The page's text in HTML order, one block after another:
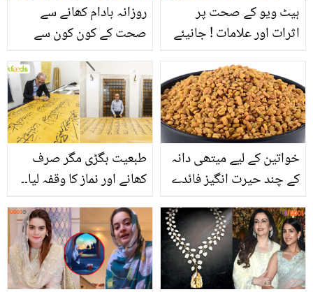
روزانہ بادام کھانے سے
صحت کے کون کون سے
مسائل حل ہوجاتے ہیں یہ
جاننا آپ کے لئے ضروری
ہے؟
ہیٹ ویو کے صحت پر
اثرات اور علامات ! جانیئے
گرم لُو سے محفوظ رہنے کی
احتیاطی تدابیر
طبعیت بگڑی مگر صرف
کھانے اور نماز کا وقفہ لیا۔۔
دنیا کا سب سے بڑا قرآن
تیار! عظیم کارنامہ کس
ملک کے شخص نے سرانجام
دیا؟
خواتین کے لیے میتھی دانہ
کے چند حیرت انگیز فائدے